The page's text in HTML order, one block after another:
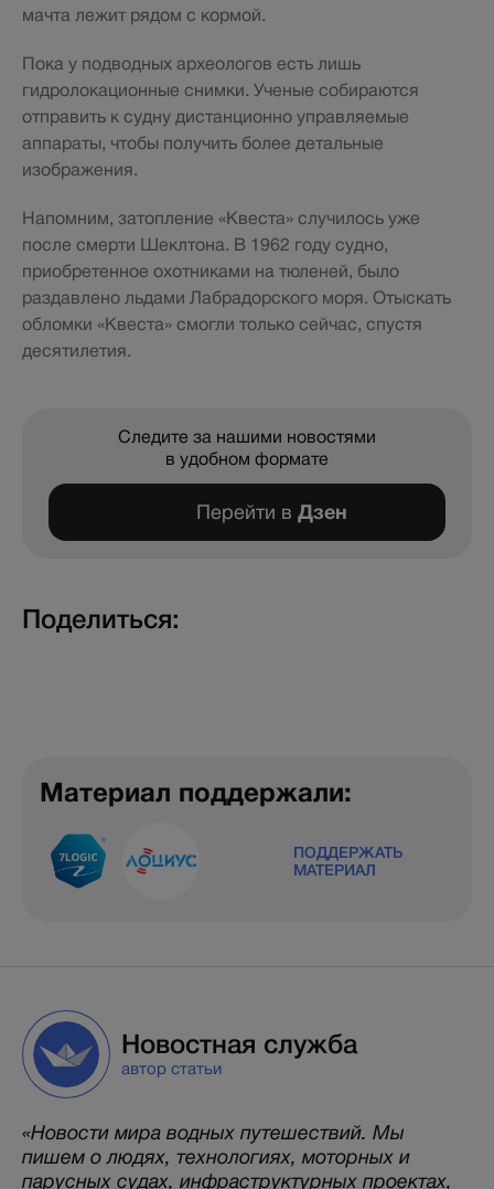
мачта лежит рядом с кормой.
Пока у подводных археологов есть лишь
гидролокационные снимки. Ученые собираются
отправить к судну дистанционно управляемые
аппараты, чтобы получить более детальные
изображения.
Напомним, затопление «Квеста» случилось уже
после смерти Шеклтона. В 1962 году судно,
приобретенное охотниками на тюленей, было
раздавлено льдами Лабрадорского моря. Отыскать
обломки «Квеста» смогли только сейчас, спустя
десятилетия.
Следите за нашими новостями
в удобном формате
Перейти в Дзен
Поделиться:
Материал поддержали:
ПОДДЕРЖАТЬ
МАТЕРИАЛ
Новостная служба
автор статьи
«Новости мира водных путешествий. Мы
пишем о людях, технологиях, моторных и
парусных судах, инфраструктурных проектах,